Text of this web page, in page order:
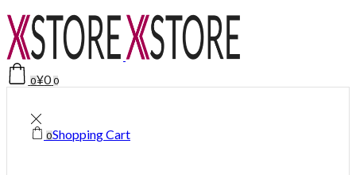
0¥0 0
0Shopping Cart